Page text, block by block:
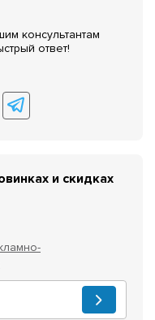
консультантам
ответ!
и скидках